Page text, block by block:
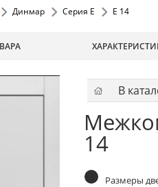
Динмар Серия E E 14
В
14
Размеры